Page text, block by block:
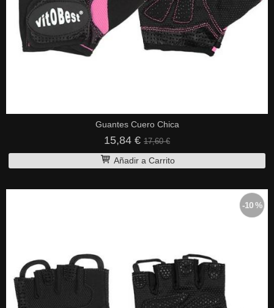
Guantes Cuero Chica
15,84 € 17,60 €
Añadir a Carrito
-10 %